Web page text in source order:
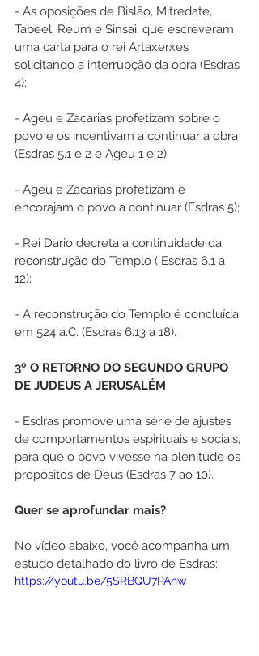
- As oposições de Bislão, Mitredate,
Tabeel, Reum e Sinsai, que escreveram
uma carta para o rei Artaxerxes
solicitando a interrupção da obra (Esdras
4);
- Ageu e Zacarias profetizam sobre o
povo e os incentivam a continuar a obra
(Esdras 5.1 e 2 e Ageu 1 e 2).
- Ageu e Zacarias profetizam e
encorajam o povo a continuar (Esdras 5);
- Rei Dario decreta a continuidade da
reconstrução do Templo ( Esdras 6.1 a
12);
- A reconstrução do Templo é concluída
em 524 a.C. (Esdras 6.13 a 18).
3º O RETORNO DO SEGUNDO GRUPO
DE JUDEUS A JERUSALÉM
- Esdras promove uma série de ajustes
de comportamentos espirituais e sociais,
para que o povo vivesse na plenitude os
propósitos de Deus (Esdras 7 ao 10).
Quer se aprofundar mais?
No vídeo abaixo, você acompanha um
estudo detalhado do livro de Esdras:
https://youtu.be/5SRBQU7PAnw